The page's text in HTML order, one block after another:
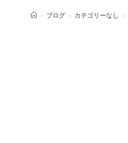
> ブログ > カテゴリーなし >